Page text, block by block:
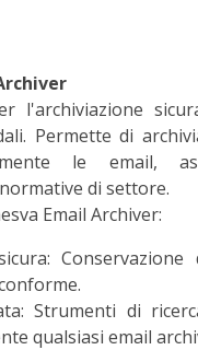
l'archiviazione
Permette di
le email,
di settore.
Email Archiver:
Strumenti di
qualsiasi email